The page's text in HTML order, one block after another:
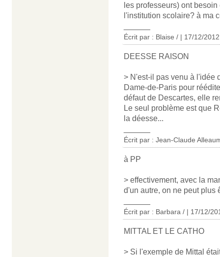
les professeurs) ont
l'institution scolaire? à ma
Écrit par : Blaise / | 17/12/2012
DEESSE RAISON
> N'est-il pas venu à l'idée
Dame-de-Paris pour
défaut de Descartes, elle
Le seul problème est que
la déesse...
Écrit par : Jean-Claude
à PP
> effectivement, avec la
d'un autre, on ne peut plus
Écrit par : Barbara / | 17/12/
MITTAL ET LE CATHO
> Si l'exemple de Mittal